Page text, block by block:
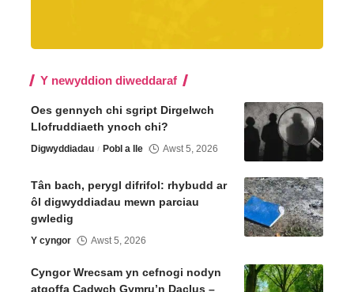
Y newyddion diweddaraf
Oes gennych chi sgript Dirgelwch
Llofruddiaeth ynoch chi?
Digwyddiadau Pobl a lle Awst 5, 2026
Tân bach, perygl difrifol: rhybudd ar
ôl digwyddiadau mewn parciau
gwledig
Y cyngor Awst 5, 2026
Cyngor Wrecsam yn cefnogi nodyn
atgoffa Cadwch Gymru’n Daclus –